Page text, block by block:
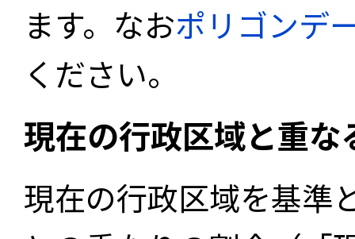
ます。なおポリゴンデ
ください。
現在の行政区域と重
現在の行政区域を基準